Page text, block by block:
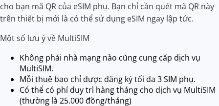
cho bạn mã QR của eSIM phụ. Bạn chỉ cần quét mã QR này
trên thiết bị mới là có thể sử dụng eSIM ngay lập tức.
Một số lưu ý về MultiSIM
Không phải nhà mạng nào cũng cung cấp dịch vụ
MultiSIM.
Mỗi thuê bao chỉ được đăng ký tối đa 3 SIM phụ.
Có thể có phí duy trì hàng tháng cho dịch vụ MultiSIM
(thường là 25.000 đồng/tháng)